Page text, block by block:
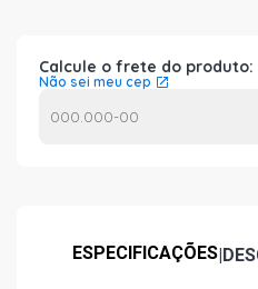
Calcule o frete do produto:
Não sei meu cep
ESPECIFICAÇÕES|